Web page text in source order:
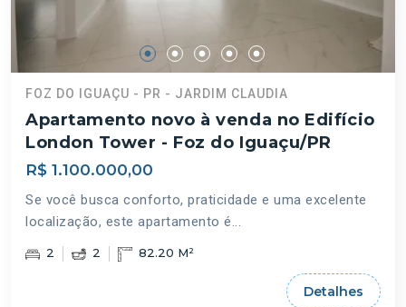
FOZ DO IGUAÇU - PR - JARDIM CLAUDIA
Apartamento novo à venda no Edifício
London Tower - Foz do Iguaçu/PR
R$ 1.100.000,00
Se você busca conforto, praticidade e uma excelente
localização, este apartamento é...
2 2 82.20 M²
Detalhes